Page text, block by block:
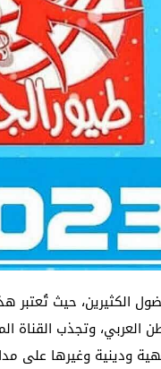
سيف الدين الجزيري مع
حسن شمس الدين عميد كلية
السعودي.. هل انتهت أزمة
2023 الجديد فضول الكثيرين،
وتجذب القناة
ودينية وغيرها على